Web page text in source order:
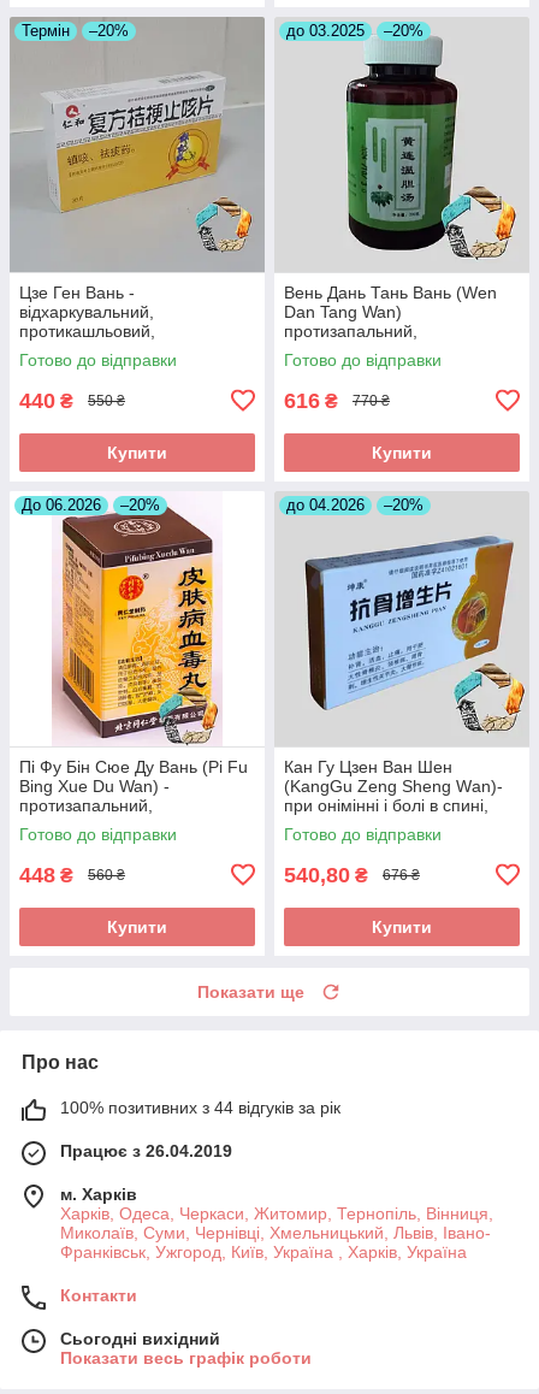
Термін –20%
Цзе Ген Вань -
відхаркувальний,
протикашльовий,
протизапальний
Готово до відправки
440 ₴ 550 ₴
Купити
до 03.2025 –20%
Вень Дань Тань Вань (Wen
Dan Tang Wan)
протизапальний,
знеболюючий, при
холециститі
Готово до відправки
616 ₴ 770 ₴
Купити
До 06.2026 –20%
Пі Фу Бін Сюе Ду Вань (Pi Fu
Bing Xue Du Wan) -
протизапальний,
протиалергічний,
протисвербіжний,
Готово до відправки
448 ₴ 560 ₴
Купити
до 04.2026 –20%
Кан Гу Цзен Ван Шен
(KangGu Zeng Sheng Wаn)-
при онімінні і болі в спині,
остеохондрозі, радикуліті,
протрузії
Готово до відправки
540,80 ₴ 676 ₴
Купити
Показати ще
Про нас
100% позитивних з 44 відгуків за рік
Працює з 26.04.2019
м. Харків
Харків, Одеса, Черкаси, Житомир, Тернопіль, Вінниця,
Миколаїв, Суми, Чернівці, Хмельницький, Львів, Івано-
Франківськ, Ужгород, Київ, Україна , Харків, Україна
Контакти
Сьогодні вихідний
Показати весь графік роботи